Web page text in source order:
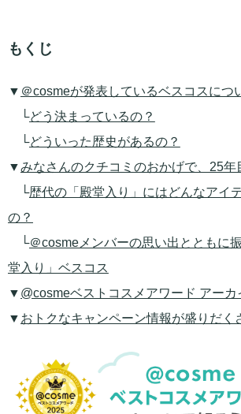
もくじ
▼ ＠cosmeが発表しているベスコスにつ
└どう決まっているの？
└どういった歴史があるの？
▼みなさんのクチコミのおかげで、25年
└歴代の「殿堂入り」にはどんなアイ
の？
└＠cosmeメンバーの思い出とともに
堂入り」ベスコス
▼ @cosmeベストコスメアワード アーカ
▼ おトクなキャンペーン情報が盛りだく